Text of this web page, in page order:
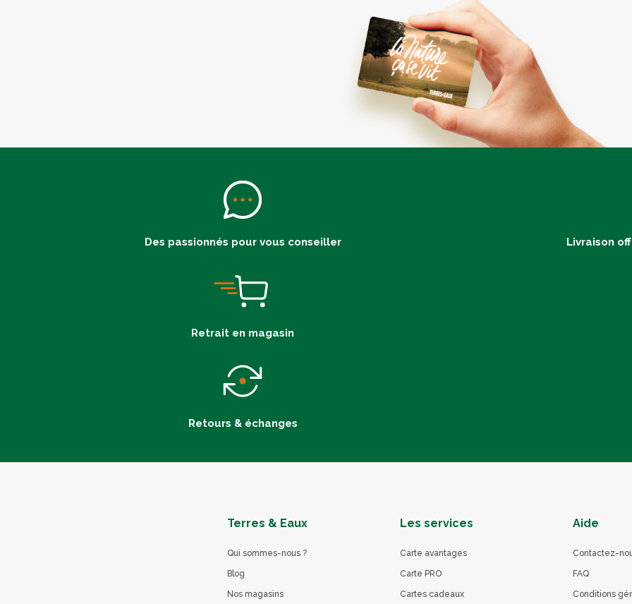
Des passionnés pour vous conseiller Livraison
Retrait en magasin
Retours & échanges
Terres & Eaux
Qui sommes-nous ?
Blog
Nos magasins
Les services
Carte avantages
Carte PRO
Cartes cadeaux
Aide
Contactez-
FAQ
Conditions